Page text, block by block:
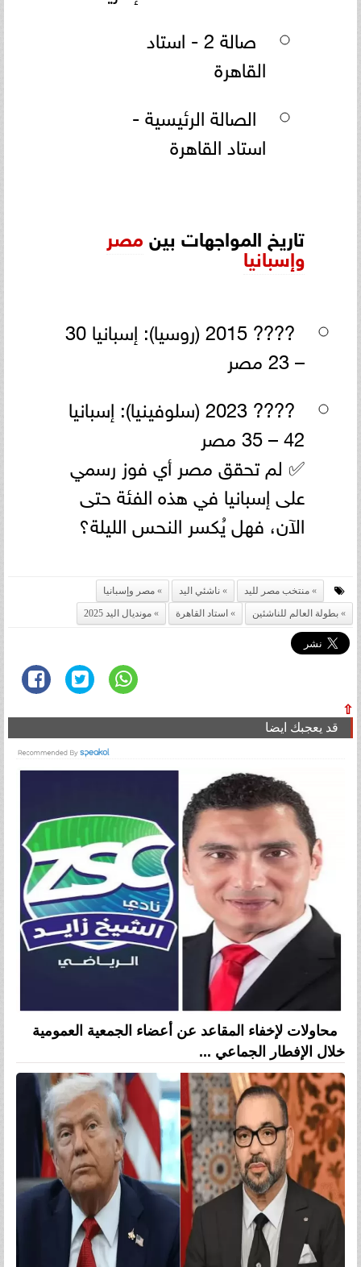
صالة 2 - استاد
القاهرة
الصالة الرئيسية -
استاد القاهرة
تاريخ المواجهات بينمصر
وإسبانيا
???? 2015 (روسيا): إسبانيا 30
– 23 مصر
???? 2023 (سلوفينيا): إسبانيا
42 – 35 مصر
✅ لم تحقق مصر أي فوز رسمي
على إسبانيا في هذه الفئة حتى
الآن، فهل يُكسر النحس الليلة؟
منتخب مصر لليد ناشئي اليد
مصر وإسبانيا
بطولة العالم للناشئين
استاد القاهرة مونديال اليد 2025
⇧
قد يعجبك ايضا
محاولات لإخفاء المقاعد عن أعضاء الجمعية العمومية
خلال الإفطار الجماعي ...